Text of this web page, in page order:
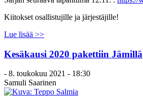
Kiitokset osallistujille ja järjestäjille!
Lue lisää >>
Kesäkausi 2020 pakettiin Jämillä
- 8. toukokuu 2021 - 18:30
Samuli Saarinen